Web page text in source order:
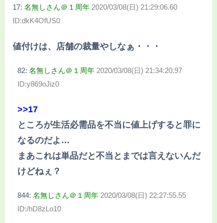
17: 名無しさん＠１周年 2020/03/08(日) 21:29:06.60
ID:dkK4OfUS0
値付けは、店舗の裁量やしなぁ・・・
82: 名無しさん＠１周年 2020/03/08(日) 21:34:20.97
ID:y869oJiz0
>>17
ところが生活必需品を不当に値上げすると罪に
なるのだよ…
まあこれは単品だと不当とまでは言えないんだ
けどねぇ？
844: 名無しさん＠１周年 2020/03/08(日) 22:27:55.55
ID:/hD8zLo10